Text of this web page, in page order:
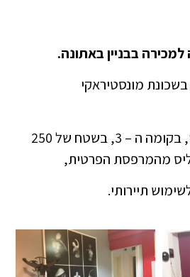
בבניין באתונה.
מונסטיראקי
בלב המרכז ההיסטורי, בקומה ה – 3, בשטח של 250
מהמרפסת הפרטית,
תיירותי.